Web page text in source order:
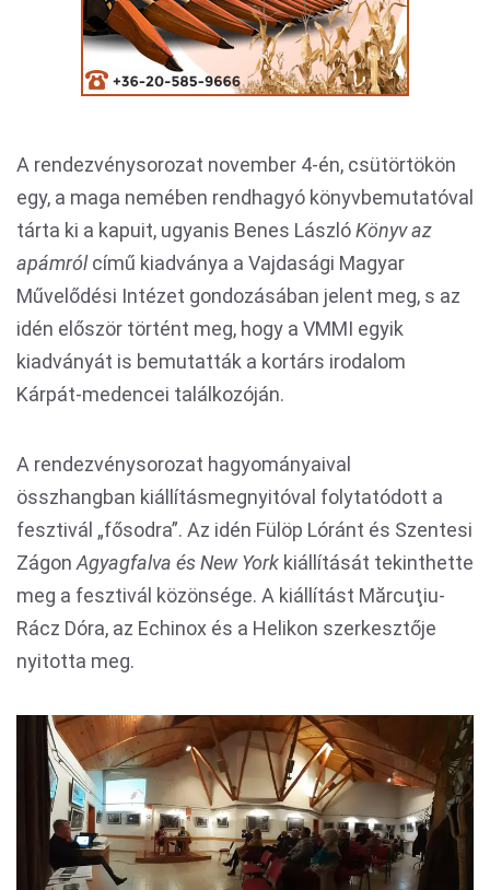
A rendezvénysorozat november 4-én, csütörtökön
egy, a maga nemében rendhagyó könyvbemutatóval
tárta ki a kapuit, ugyanis Benes LászlóKönyv az
apámrólcímű kiadványa a Vajdasági Magyar
Művelődési Intézet gondozásában jelent meg, s az
idén először történt meg, hogy a VMMI egyik
kiadványát is bemutatták a kortárs irodalom
Kárpát-medencei találkozóján.
A rendezvénysorozat hagyományaival
összhangban kiállításmegnyitóval folytatódott a
fesztivál „fősodra”. Az idén Fülöp Lóránt és Szentesi
Zágon Agyagfalva és New York kiállítását tekinthette
meg a fesztivál közönsége. A kiállítást Mărcuţiu-
Rácz Dóra, az Echinox és a Helikon szerkesztője
nyitotta meg.